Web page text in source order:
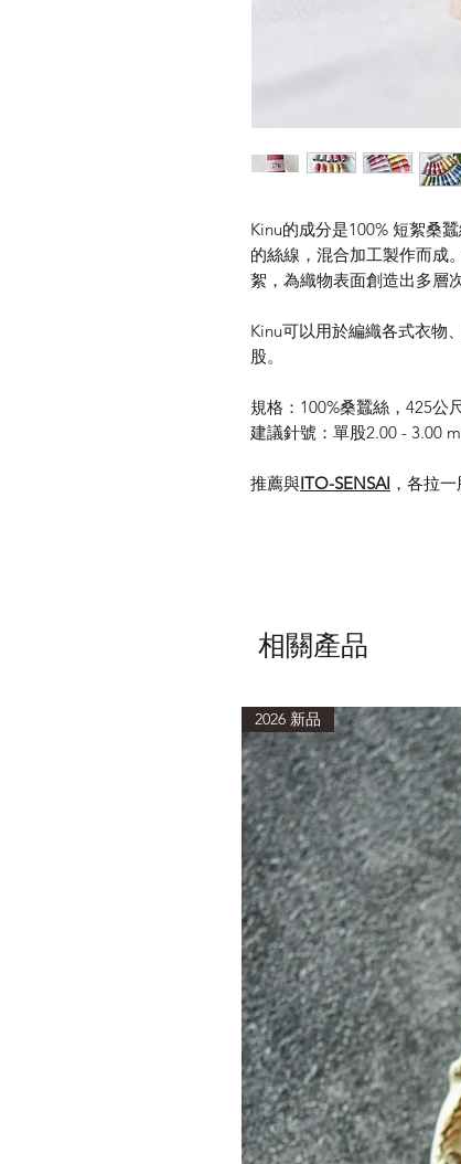
Kinu的成分是100% 短絮桑
的絲線，混合加工製作而成
絮，為織物表面創造出多層
Kinu可以用於編織各式衣物
股。
規格： 100%桑蠶絲， 425公
建議針號：單股2.00 - 3.00
推薦與ITO-SENSAI ，各拉
相關產品
2026 新品